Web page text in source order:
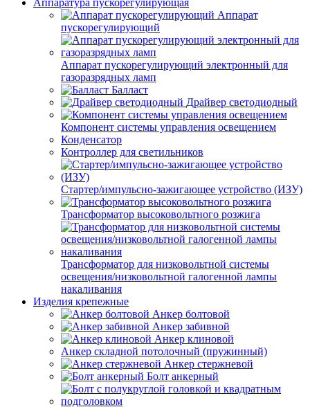
Аппаратура пускорегулирующая
Аппарат
пускорегулирующий
Аппарат пускорегулирующий электронный для
газоразрядных ламп
Балласт
Драйвер светодиодный
Компонент системы управления освещением
Конденсатор
Контроллер для светильников
Стартер/импульсно-зажигающее устройство (ИЗУ)
Трансформатор высоковольтного розжига
Трансформатор для низковольтной системы
освещения/низковольтной галогенной лампы
накаливания
Изделия крепежные
Анкер болтовой
Анкер забивной
Анкер клиновой
Анкер складной потолочный (пружинный)
Анкер стержневой
Болт анкерный